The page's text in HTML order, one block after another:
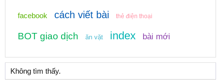
facebook cách viết bài thẻ điện thoại
BOT giao dịch ăn vặt index bài mới
Không tìm thấy.